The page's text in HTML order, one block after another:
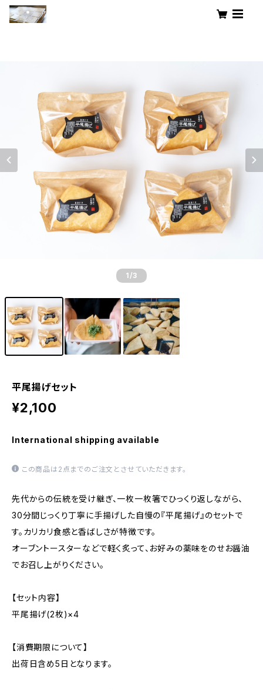
1 /3
平尾揚げセット
¥2,100
International shipping available
この商品は2点までのご注文とさせていただきます。
先代からの伝統を受け継ぎ、一枚一枚箸でひっくり返しながら、
30分間じっくり丁寧に手揚げした自慢の『平尾揚げ』のセットで
す。カリカリ食感と香ばしさが特徴です。
オーブントースターなどで軽く炙って、お好みの薬味をのせお醤油
でお召し上がりください。
【セット内容】
平尾揚げ(2枚)×4
【消費期限について】
出荷日含め5日となります。